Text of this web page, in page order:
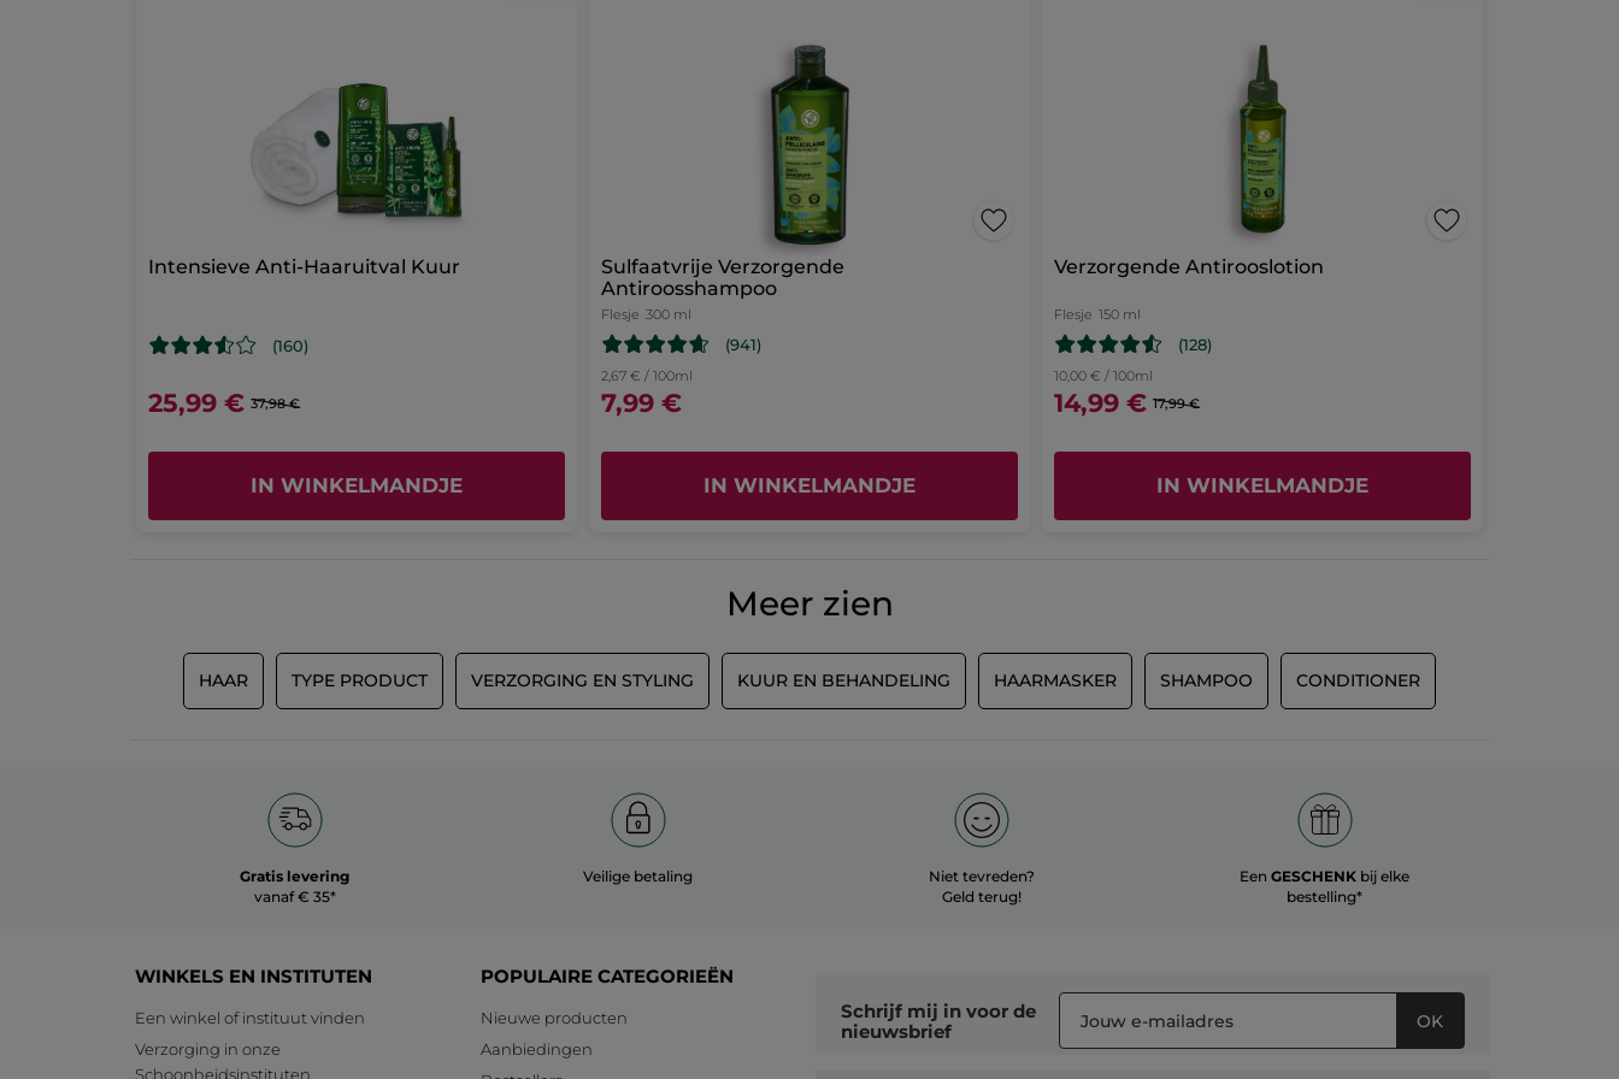
Intensieve Anti-Haaruitval Kuur
(160)
25,99 € 37,98 €
IN WINKELMANDJE
Sulfaatvrije Verzorgende
Antiroosshampoo
Flesje 300 ml
(941)
2,67 € / 100ml
7,99 €
IN WINKELMANDJE
Verzorgende Antirooslotion
Flesje 150 ml
(128)
10,00 € / 100ml
14,99 € 17,99 €
IN WINKELMANDJE
Meer zien
HAAR TYPE PRODUCT VERZORGING EN STYLING KUUR EN BEHANDELING HAARMASKER SHAMPOO CONDITIONER
Gratis levering
vanaf € 35*
Veilige betaling
Niet tevreden?
Geld terug!
Een GESCHENK bij elke
bestelling*
WINKELS EN INSTITUTEN
Een winkel of instituut vinden
Verzorging in onze
Schoonheidsinstituten
POPULAIRE CATEGORIEËN
Nieuwe producten
Aanbiedingen
Schrijf mij in voor de
nieuwsbrief
OK